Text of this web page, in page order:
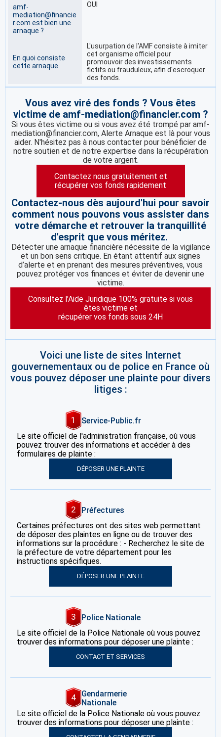
amf-
mediation@financie
r.com est bien une
arnaque ?
OUI
En quoi consiste
cette arnaque
L'usurpation de l'AMF consiste à imiter
cet organisme officiel pour
promouvoir des investissements
fictifs ou frauduleux, afin d'escroquer
des fonds.
Vous avez viré des fonds ? Vous êtes
victime de amf-mediation@financier.com ?
Si vous êtes victime ou si vous avez été trompé par amf-
mediation@financier.com, Alerte Arnaque est là pour vous
aider. N'hésitez pas à nous contacter pour bénéficier de
notre soutien et de notre expertise dans la récupération
de votre argent.
Contactez nous gratuitement et
récupérer vos fonds rapidement
Contactez-nous dès aujourd'hui pour savoir
comment nous pouvons vous assister dans
votre démarche et retrouver la tranquillité
d'esprit que vous méritez.
Détecter une arnaque financière nécessite de la vigilance
et un bon sens critique. En étant attentif aux signes
d’alerte et en prenant des mesures préventives, vous
pouvez protéger vos finances et éviter de devenir une
victime.
Consultez l’Aide Juridique 100% gratuite si vous
êtes victime et
récupérer vos fonds sous 24H
Voici une liste de sites Internet
gouvernementaux ou de police en France où
vous pouvez déposer une plainte pour divers
litiges :
1
Service-Public.fr
Le site officiel de l'administration française, où vous
pouvez trouver des informations et accéder à des
formulaires de plainte :
DÉPOSER UNE PLAINTE
2
Préfectures
Certaines préfectures ont des sites web permettant
de déposer des plaintes en ligne ou de trouver des
informations sur la procédure : - Recherchez le site de
la préfecture de votre département pour les
instructions spécifiques.
DÉPOSER UNE PLAINTE
3
Police Nationale
Le site officiel de la Police Nationale où vous pouvez
trouver des informations pour déposer une plainte :
CONTACT ET SERVICES
4
Gendarmerie
Nationale
Le site officiel de la Police Nationale où vous pouvez
trouver des informations pour déposer une plainte :